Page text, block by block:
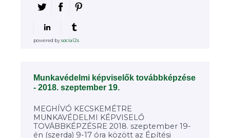
powered bysocial2s
Munkavédelmi képviselők továbbképzése
- 2018. szeptember 19.
MEGHÍVÓ KECSKEMÉTRE
MUNKAVÉDELMI KÉPVISELŐ
TOVÁBBKÉPZÉSRE 2018. szeptember 19-
én (szerda) 9-17 óra között az Építési